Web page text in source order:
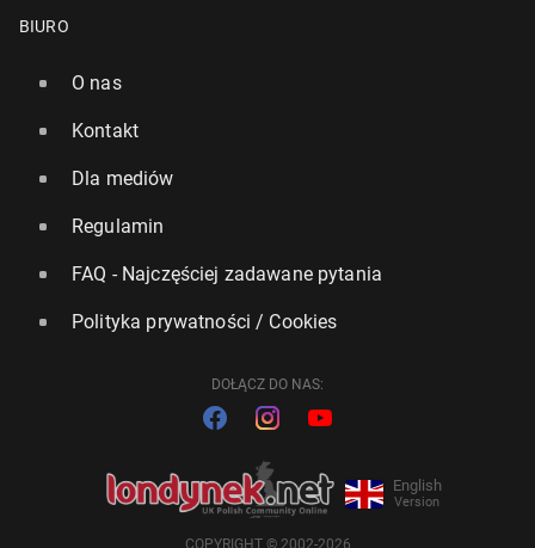
BIURO
O nas
Kontakt
Dla mediów
Regulamin
FAQ - Najczęściej zadawane pytania
Polityka prywatności / Cookies
DOŁĄCZ DO NAS:
English
Version
COPYRIGHT © 2002-2026